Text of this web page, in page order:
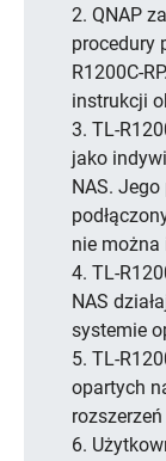
2. QNAP
procedury
R1200C-
instrukcji
3. TL-
jako
NAS.
nie można
4. TL-
NAS
systemie
5. TL-
opartych
6.